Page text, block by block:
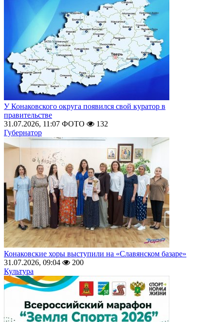
У Конаковского округа появился свой куратор в
правительстве
31.07.2026, 11:07 ФОТО
132
Губернатор
Конаковские хоры выступили на «Славянском базаре»
31.07.2026, 09:04
200
Культура